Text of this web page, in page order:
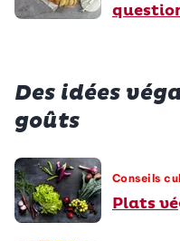
Des idées
goûts
Conseils
Plats